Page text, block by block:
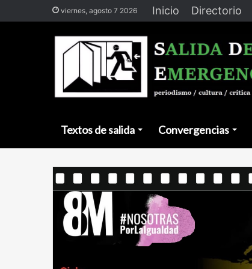
viernes, agosto 7 2026 Inicio Directorio
Textos de salida Convergencias